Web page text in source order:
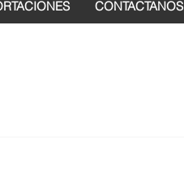
CONTACTANOS